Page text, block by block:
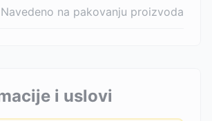
Navedeno na pakovanju proizvoda
i uslovi